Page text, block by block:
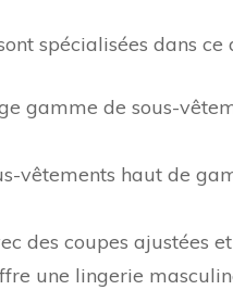
spécialisées dans ce
gamme de sous-
vêtements haut de
des coupes ajustées
une lingerie